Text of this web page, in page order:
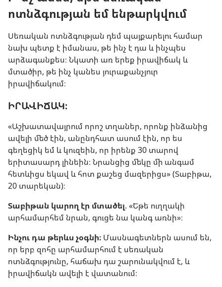
ոտնձգության եմ ենթարկվում
Սեռական ոտնձգության դեմ պայքարելու համար
նախ պետք է իմանաս, թե ինչ է դա և ինչպես
արձագանքես։ Նկատի առ երեք իրավիճակ և
մտածիր, թե ինչ կանես յուրաքանչյուր
իրավիճակում։
ԻՐԱՎԻՃԱԿ։
«Աշխատավայրում որոշ տղաներ, որոնք ինձանից
ավելի մեծ էին, անընդհատ ասում էին, որ ես
գեղեցիկ եմ և կուզեին, որ իրենք 30 տարով
երիտասարդ լինեին։ Նրանցից մեկը մի անգամ
հետևիցս եկավ և հոտ քաշեց մազերիցս» (Տաբիթա,
20 տարեկան)։
Տաբիթան կարող էր մտածել. «Եթե ուղղակի
արհամարհեմ նրան, գուցե նա կանգ առնի»։
Ինչու դա թերևս չօգնի։ Մասնագետներն ասում են,
որ երբ զոհը արհամարհում է սեռական
ոտնձգությունը, հաճախ դա շարունակվում է, և
իրավիճակն ավելի է վատանում։